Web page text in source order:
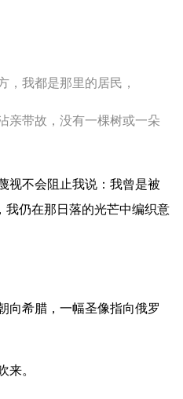
，我都是那里的居民，
亲带故，没有一棵树或一朵
视不会阻止我说：我曾是被
我仍在那日落的光芒中编织意
向希腊，一幅圣像指向俄罗
来。